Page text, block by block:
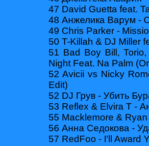
47 David Guetta feat.
48 Анжелика Варум -
49 Chris Parker -
50 T-Killah & DJ Miller
51 Bad Boy Bill,
Night Feat. Na Palm
52 Avicii vs Nicky
Edit)
52 DJ Грув - Убить
53 Reflex & Elvira T -
55 Macklemore &
56 Анна Седокова -
57 RedFoo - I'll Award